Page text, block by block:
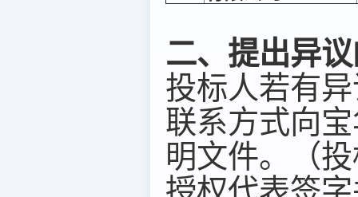
二、提出异
投标人若有
联系方式向
明文件。（